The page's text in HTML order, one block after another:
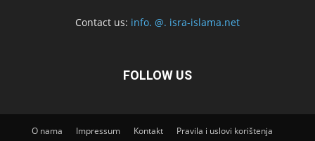
Contact us: info. @. isra-islama.net
FOLLOW US
O nama Impressum Kontakt
Pravila i uslovi korištenja